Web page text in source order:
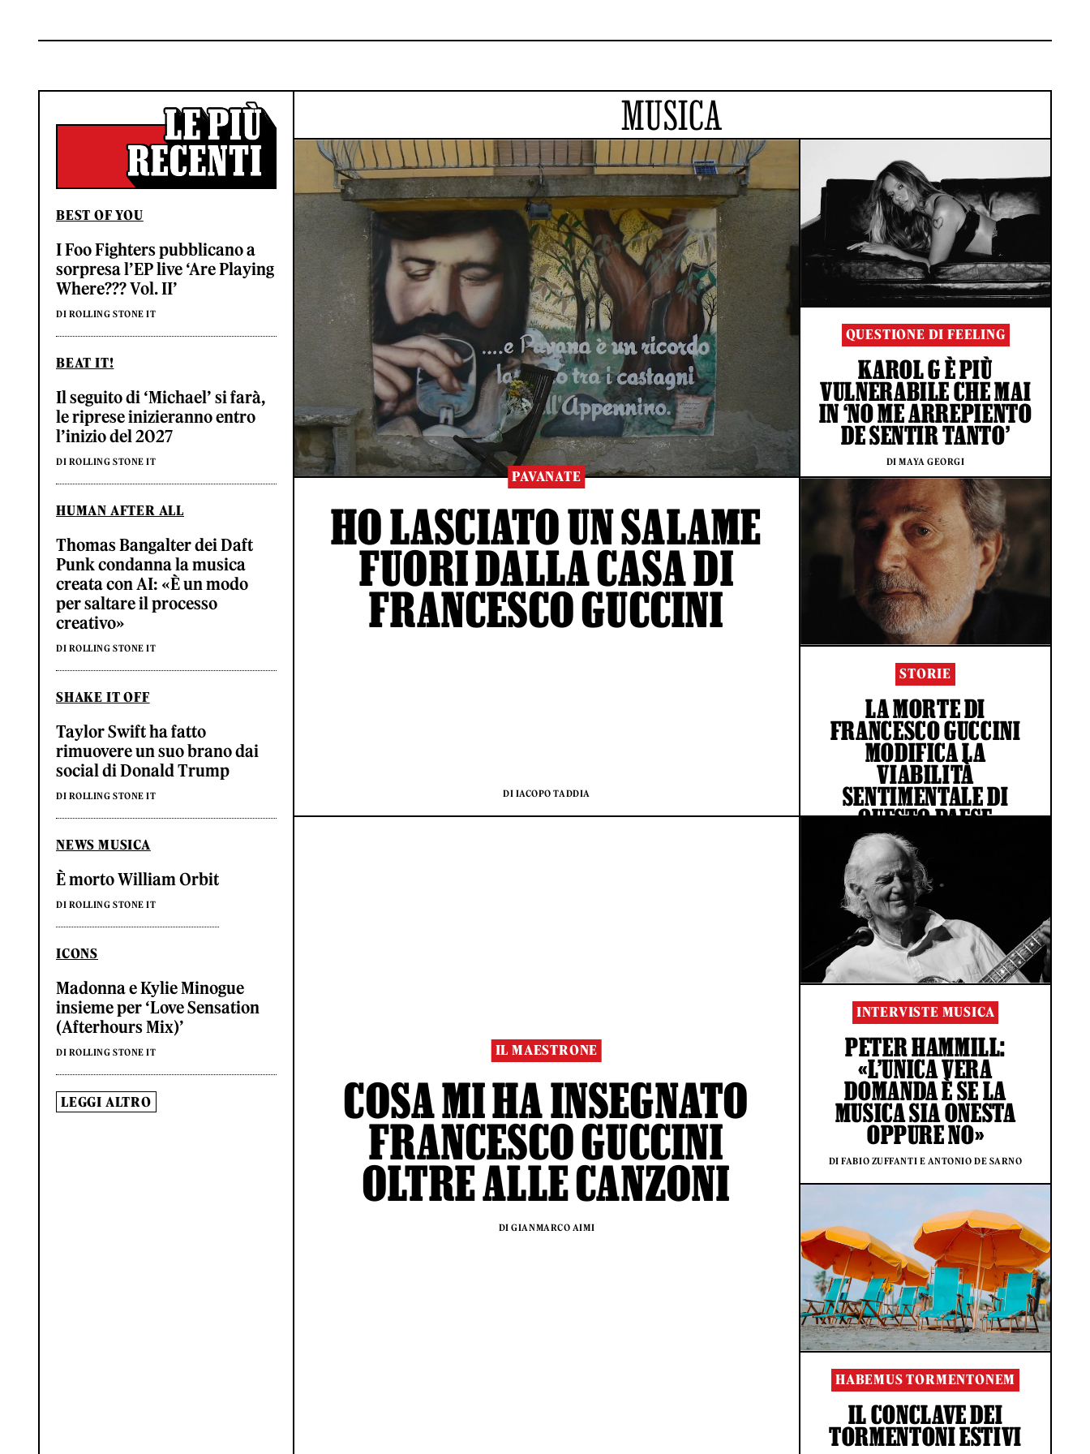
BEST OF YOU
I Foo Fighters pubblicano a
sorpresa l’EP live ‘Are Playing
Where??? Vol. II’
DI ROLLING STONE IT
BEAT IT!
Il seguito di ‘Michael’ si farà,
le riprese inizieranno entro
l’inizio del 2027
DI ROLLING STONE IT
HUMAN AFTER ALL
Thomas Bangalter dei Daft
Punk condanna la musica
creata con AI: «È un modo
per saltare il processo
creativo»
DI ROLLING STONE IT
SHAKE IT OFF
Taylor Swift ha fatto
rimuovere un suo brano dai
social di Donald Trump
DI ROLLING STONE IT
NEWS MUSICA
È morto William Orbit
DI ROLLING STONE IT
ICONS
Madonna e Kylie Minogue
insieme per ‘Love Sensation
(Afterhours Mix)’
DI ROLLING STONE IT
LEGGI ALTRO
MUSICA
PAVANATE
HO LASCIATO UN SALAME
FUORI DALLA CASA DI
FRANCESCO GUCCINI
DI IACOPO TADDIA
QUESTIONE DI FEELING
KAROL G È PIÙ
VULNERABILE CHE MAI
IN ‘NO ME ARREPIENTO
DE SENTIR TANTO’
DI MAYA GEORGI
STORIE
LA MORTE DI
FRANCESCO GUCCINI
MODIFICA LA
VIABILITÀ
SENTIMENTALE DI
QUESTO PAESE
DI GIOVANNI DE STEFANO
IL MAESTRONE
COSA MI HA INSEGNATO
FRANCESCO GUCCINI
OLTRE ALLE CANZONI
DI GIANMARCO AIMI
INTERVISTE MUSICA
PETER HAMMILL:
«L’UNICA VERA
DOMANDA È SE LA
MUSICA SIA ONESTA
OPPURE NO»
DI FABIO ZUFFANTI E ANTONIO DE SARNO
HABEMUS TORMENTONEM
IL CONCLAVE DEI
TORMENTONI ESTIVI